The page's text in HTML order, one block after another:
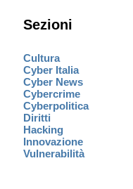
Sezioni
Cultura
Cyber Italia
Cyber News
Cybercrime
Cyberpolitica
Diritti
Hacking
Innovazione
Vulnerabilità